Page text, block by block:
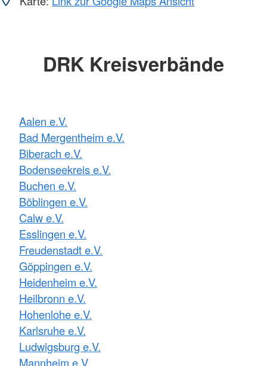
DRK Kreisverbände
Aalen e.V.
Bad Mergentheim e.V.
Biberach e.V.
Bodenseekreis e.V.
Buchen e.V.
Böblingen e.V.
Calw e.V.
Esslingen e.V.
Freudenstadt e.V.
Göppingen e.V.
Heidenheim e.V.
Heilbronn e.V.
Hohenlohe e.V.
Karlsruhe e.V.
Ludwigsburg e.V.
Mannheim e.V.